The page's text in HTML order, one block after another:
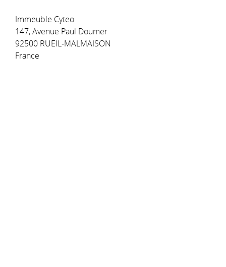
Immeuble Cyteo
147, Avenue Paul Doumer
92500 RUEIL-MALMAISON
France